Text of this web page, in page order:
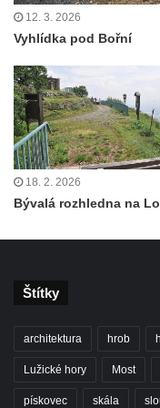
Střední vrch
Sedlecký Špičák
Poslední masiv
Vyhlídka Kohoutí vrch
Vyhlídka Šroubený
Čertova zeď (+
rokle)
Nonnenfelsen
12. 3. 2026
Vyhlídka pod Bořní
18. 2. 2026
Bývalá rozhledna na
Štítky
architektura hrob
Lužické hory Most
pískovec skála